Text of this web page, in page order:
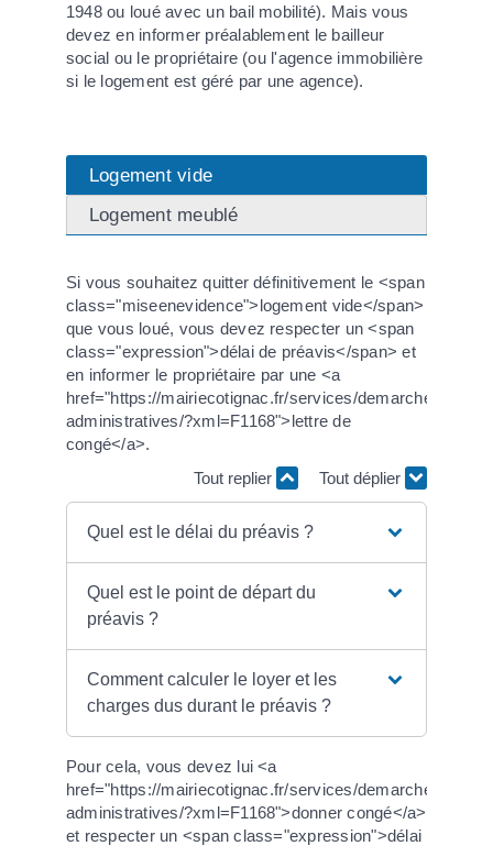
1948 ou loué avec un bail mobilité). Mais vous
devez en informer préalablement le bailleur
social ou le propriétaire (ou l'agence immobilière
si le logement est géré par une agence).
Logement vide
Logement meublé
Si vous souhaitez quitter définitivement le <span
class="miseenevidence">logement vide</span>
que vous loué, vous devez respecter un <span
class="expression">délai de préavis</span> et
en informer le propriétaire par une <a
href="https://mairiecotignac.fr/services/demarches-
administratives/?xml=F1168">lettre de
congé</a>.
Tout replier
Tout déplier
Quel est le délai du préavis ?
Quel est le point de départ du
préavis ?
Comment calculer le loyer et les
charges dus durant le préavis ?
Pour cela, vous devez lui <a
href="https://mairiecotignac.fr/services/demarches-
administratives/?xml=F1168">donner congé</a>
et respecter un <span class="expression">délai